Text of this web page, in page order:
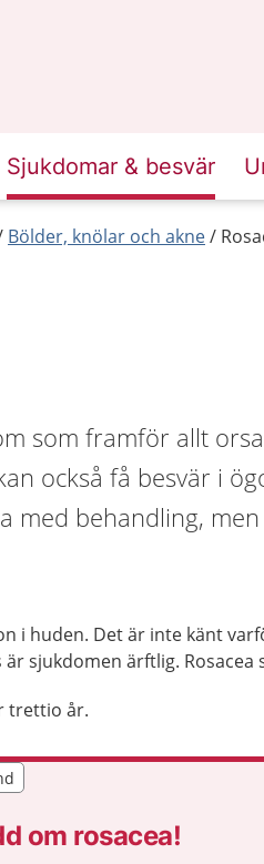
Sjukdomar & besvär
Bölder, knölar och akne
som framför allt
också få besvär i
med behandling,
i huden. Det är inte känt
sjukdomen ärftlig. Rosacea
trettio år.
om rosacea!